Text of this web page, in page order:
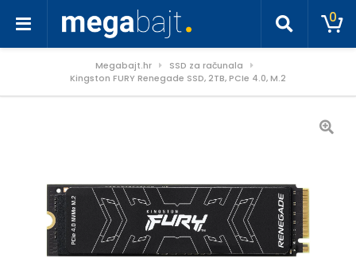
0
Megabajt.hr
SSD za računala
Kingston FURY Renegade SSD, 2TB, PCIe 4.0, M.2